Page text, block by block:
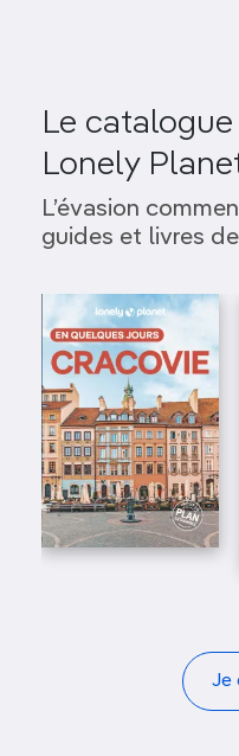
Le
Lonely
L’évasion
guides et livres
Je